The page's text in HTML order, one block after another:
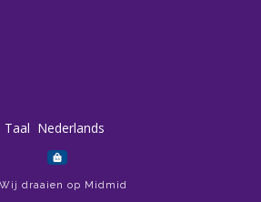
Taal
Wij draaien op Midmid